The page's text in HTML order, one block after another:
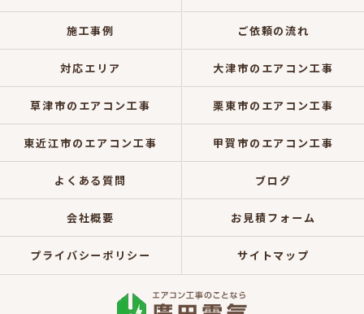
施工事例 ご依頼の流れ
対応エリア 大津市のエアコン工事
草津市のエアコン工事 栗東市のエアコン工事
東近江市のエアコン工事 甲賀市のエアコン工事
よくある質問 ブログ
会社概要 お見積フォーム
プライバシーポリシー サイトマップ